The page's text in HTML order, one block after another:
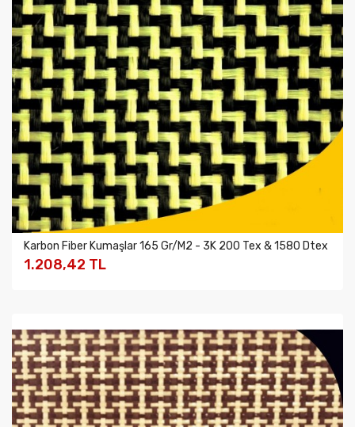
Karbon Fiber Kumaşlar 165 Gr/m2 - 3K 200 Tex & 1580 Dtex
1.208,42 TL